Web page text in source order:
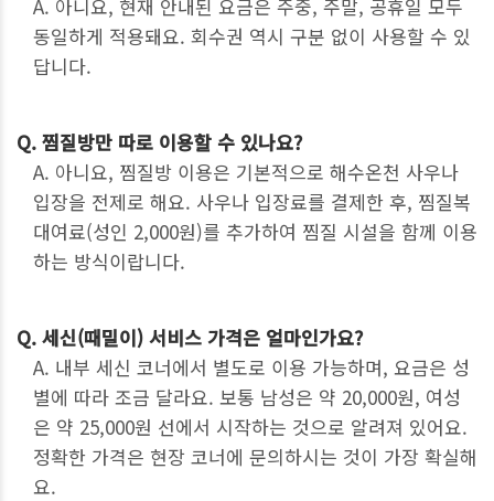
A. 아니요, 현재 안내된 요금은 주중, 주말, 공휴일 모두
동일하게 적용돼요. 회수권 역시 구분 없이 사용할 수 있
답니다.
Q. 찜질방만 따로 이용할 수 있나요?
A. 아니요, 찜질방 이용은 기본적으로 해수온천 사우나
입장을 전제로 해요. 사우나 입장료를 결제한 후, 찜질복
대여료(성인 2,000원)를 추가하여 찜질 시설을 함께 이용
하는 방식이랍니다.
Q. 세신(때밀이) 서비스 가격은 얼마인가요?
A. 내부 세신 코너에서 별도로 이용 가능하며, 요금은 성
별에 따라 조금 달라요. 보통 남성은 약 20,000원, 여성
은 약 25,000원 선에서 시작하는 것으로 알려져 있어요.
정확한 가격은 현장 코너에 문의하시는 것이 가장 확실해
요.